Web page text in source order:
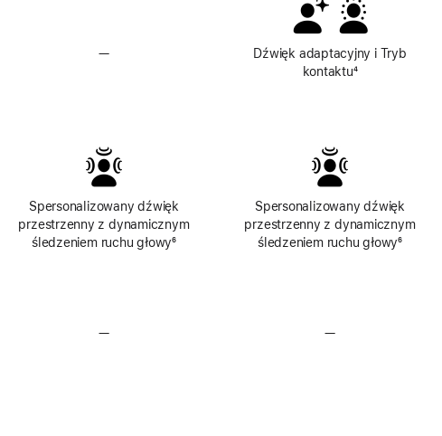
—Brak
Spersonalizowany dźwięk
przestrzenny z dynamicznym
śledzeniem ruchu głowyPrzypis
⁶
—Brak
Dźwięk adaptacyjny i Tryb
kontaktuPrzypis
⁴
Spersonalizowany dźwięk
przestrzenny z dynamicznym
śledzeniem ruchu głowyPrzypis
⁶
—Brak